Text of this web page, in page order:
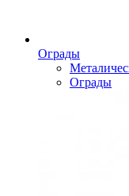
Ограды
Ограды